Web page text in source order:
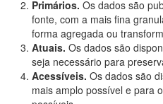
Primários. Os dados são
fonte, com a mais fina
forma agregada ou
Atuais. Os dados são
seja necessário para
Acessíveis. Os dados são
mais amplo possível e para